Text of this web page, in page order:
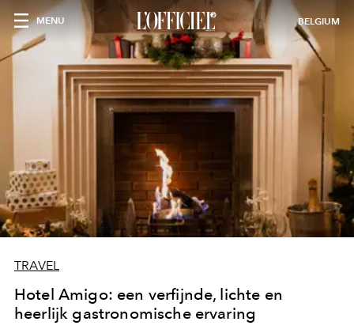
MENU BELGIUM
TRAVEL
Hotel Amigo: een verfijnde, lichte en
heerlijk gastronomische ervaring